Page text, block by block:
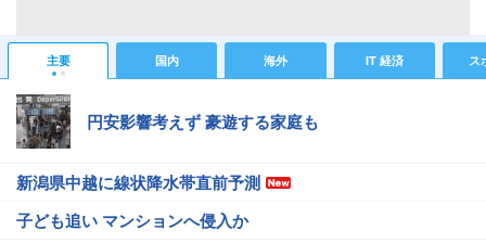
主要 国内 海外 IT 経済 ス
円安影響考えず 豪遊する家庭も
新潟県中越に線状降水帯直前予測
子ども追い マンションへ侵入か